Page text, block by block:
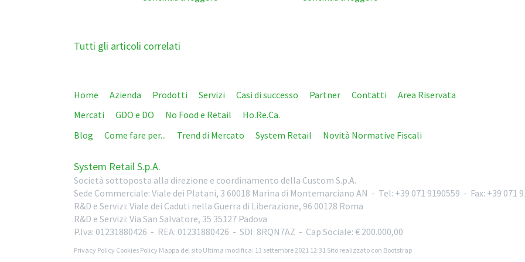
Tutti gli articoli correlati
Home Azienda Prodotti Servizi Casi di successo Partner Contatti
Area Riservata
Mercati
GDO e DO No Food e Retail
Ho.Re.Ca.
Blog
Come fare per... Trend di Mercato System Retail Novità Normative Fiscali
System Retail S.p.A.
Società sottoposta alla direzione e coordinamento della Custom S.p.A.
Sede Commerciale: Viale dei Platani, 3 60018 Marina di Montemarciano AN - Tel: +39 071 9190559 - Fax: +39 071
R&D e Servizi: Viale dei Caduti nella Guerra di Liberazione, 96 00128 Roma
R&D e Servizi: Via San Salvatore, 35 35127 Padova
P.Iva: 01231880426 - REA: 01231880426 - SDI: 8RQN7AZ - Cap.Sociale: € 200.000,00
Privacy Policy Cookies Policy Mappa del sito Ultima modifica: 13 settembre 2021 12:31 Sito realizzato con Bootstrap